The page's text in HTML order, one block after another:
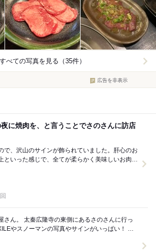
すべての写真を見る（35件）
広告を非表示
に焼肉を、と言うことでさのさんに訪店
で、沢山のサインが飾られていました。肝心のお
といった感じで、全てが柔らかく美味しいお肉ば
さのさんに行っ